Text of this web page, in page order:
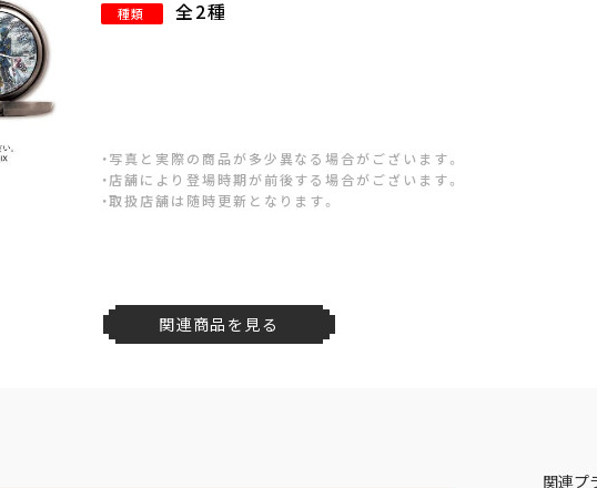
種類 全2種
・写真と実際の商品が多少異なる場合がございます。
・店舗により登場時期が前後する場合がございます。
・取扱店舗は随時更新となります。
関連商品を見る
関連プ